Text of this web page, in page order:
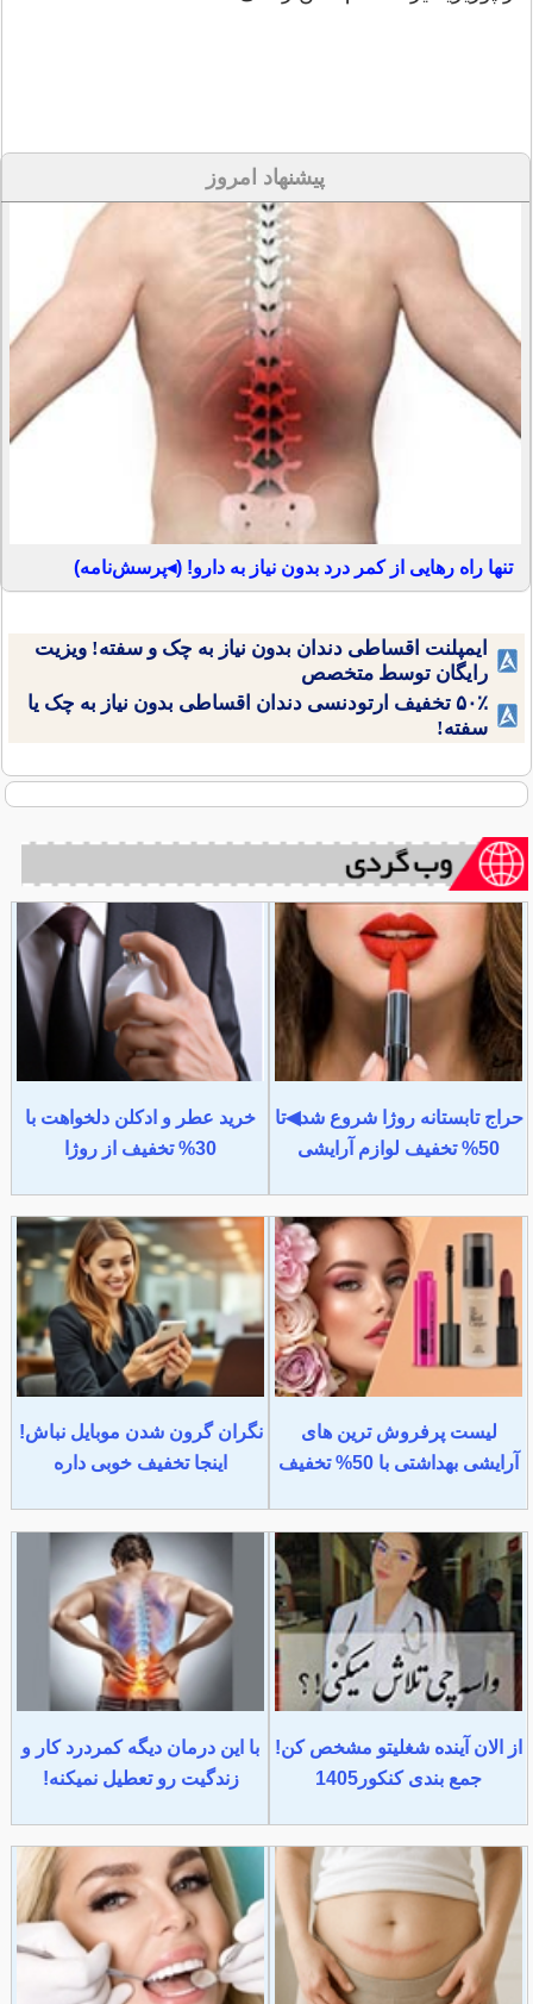
پیشنهاد امروز
تنها راه رهایی از کمر درد بدون نیاز به دارو! (◂پرسش‌نامه)
ایمپلنت اقساطی دندان بدون نیاز به چک و سفته! ویزیت
رایگان توسط متخصص
۵۰٪ تخفیف ارتودنسی دندان اقساطی بدون نیاز به چک یا
سفته!
حراج تابستانه روژا شروع شد◀تا
50% تخفیف لوازم آرایشی
خرید عطر و ادکلن دلخواهت با
30% تخفیف از روژا
لیست پرفروش ترین های
آرایشی بهداشتی با 50% تخفیف
نگران گرون شدن موبایل نباش!
اینجا تخفیف خوبی داره
از الان آینده شغلیتو مشخص کن!
جمع بندی کنکور1405
با این درمان دیگه کمردرد کار و
زندگیت رو تعطیل نمیکنه!